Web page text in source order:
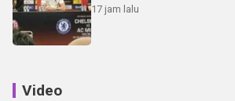
17 jam lalu
Video